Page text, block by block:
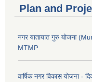
Plan and
नगर यातायात गुरु योजना
MTMP
वार्षिक नगर विकास योजना -